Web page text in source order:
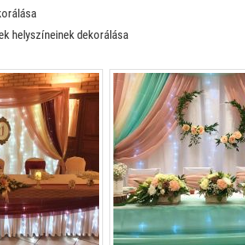
helyszíneinek dekorálása